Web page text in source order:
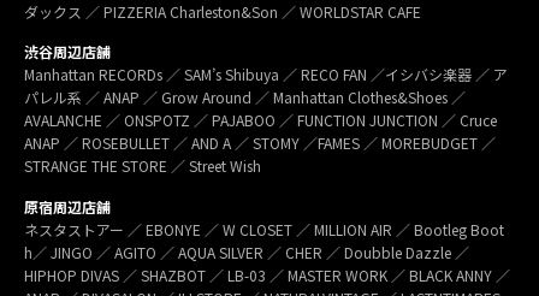
ダックス ／ PIZZERIA Charleston&Son ／ WORLDSTAR CAFE
渋谷周辺店舗
Manhattan RECORDs ／ SAM’s Shibuya ／ RECO FAN ／イシバシ楽器 ／ ア
パレル系 ／ ANAP ／ Grow Around ／ Manhattan Clothes&Shoes ／
AVALANCHE ／ ONSPOTZ ／ PAJABOO ／ FUNCTION JUNCTION ／ Cruce
ANAP ／ ROSEBULLET ／ AND A ／ STOMY ／FAMES ／ MOREBUDGET ／
STRANGE THE STORE ／ Street Wish
原宿周辺店舗
ネスタストアー ／ EBONYE ／ W CLOSET ／ MILLION AIR ／ Bootleg Boot
h／ JINGO ／ AGITO ／ AQUA SILVER ／ CHER ／ Doubble Dazzle ／
HIPHOP DIVAS ／ SHAZBOT ／ LB-03 ／ MASTER WORK ／ BLACK ANNY ／